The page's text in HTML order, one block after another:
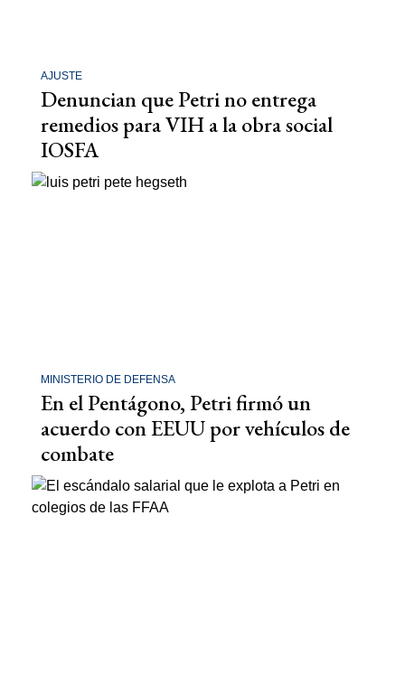
AJUSTE
Denuncian que Petri no entrega
remedios para VIH a la obra social
IOSFA
MINISTERIO DE DEFENSA
En el Pentágono, Petri firmó un
acuerdo con EEUU por vehículos de
combate